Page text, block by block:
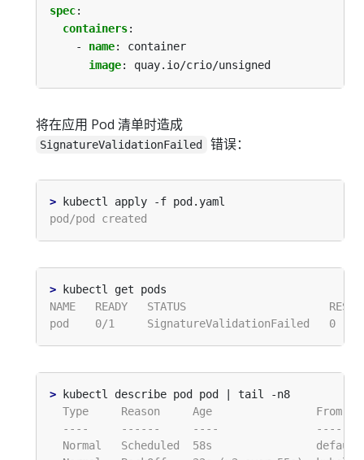
spec:
containers:
- name:
container
image: quay.io/crio/unsigned
将在应用 Pod 清单时造成
SignatureValidationFailed 错误：
>
>
>